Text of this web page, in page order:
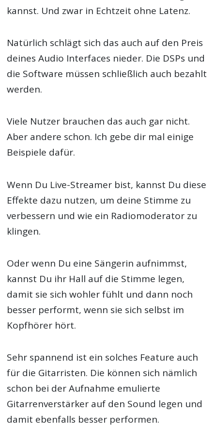
kannst. Und zwar in Echtzeit ohne Latenz.
Natürlich schlägt sich das auch auf den Preis
deines Audio Interfaces nieder. Die DSPs und
die Software müssen schließlich auch bezahlt
werden.
Viele Nutzer brauchen das auch gar nicht.
Aber andere schon. Ich gebe dir mal einige
Beispiele dafür.
Wenn Du Live-Streamer bist, kannst Du diese
Effekte dazu nutzen, um deine Stimme zu
verbessern und wie ein Radiomoderator zu
klingen.
Oder wenn Du eine Sängerin aufnimmst,
kannst Du ihr Hall auf die Stimme legen,
damit sie sich wohler fühlt und dann noch
besser performt, wenn sie sich selbst im
Kopfhörer hört.
Sehr spannend ist ein solches Feature auch
für die Gitarristen. Die können sich nämlich
schon bei der Aufnahme emulierte
Gitarrenverstärker auf den Sound legen und
damit ebenfalls besser performen.